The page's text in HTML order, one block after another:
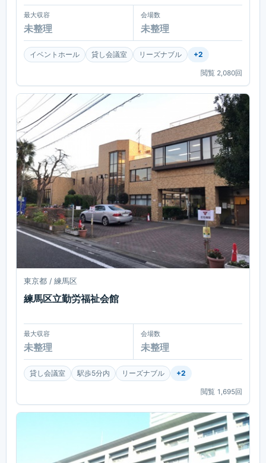
最大収容
未整理
会場数
未整理
イベントホール 貸し会議室 リーズナブル +2
閲覧 2,080回
東京都 / 練馬区
練馬区立勤労福祉会館
最大収容
未整理
会場数
未整理
貸し会議室 駅歩5分内 リーズナブル +2
閲覧 1,695回